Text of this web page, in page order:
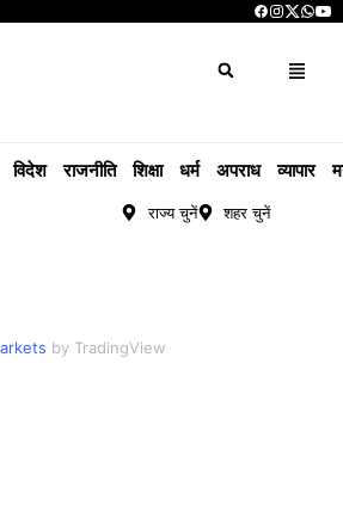
विदेश राजनीति शिक्षा धर्म अपराध व्यापार
राज्य चुनें शहर चुनें
by TradingView